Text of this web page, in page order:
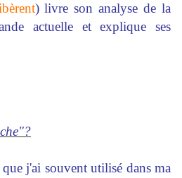
) livre son analyse de la
actuelle et explique ses
j'ai souvent utilisé dans ma